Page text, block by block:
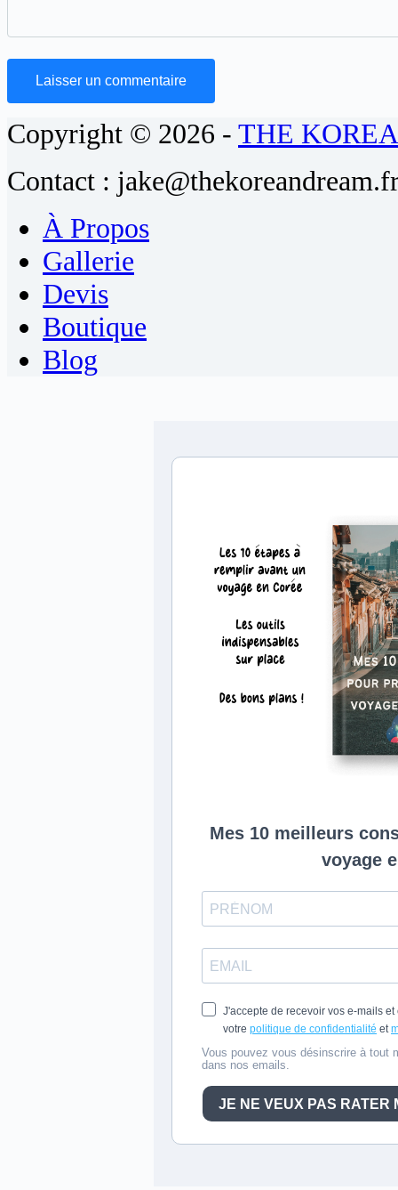
Laisser un commentaire
Copyright © 2026 - THE
Contact :
À Propos
Gallerie
Devis
Boutique
Blog